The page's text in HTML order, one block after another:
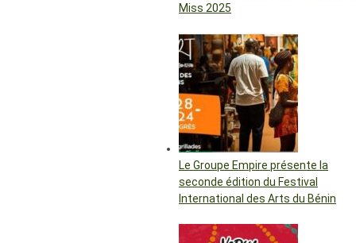
Miss 2025
Le Groupe Empire présente la
seconde édition du Festival
International des Arts du Bénin